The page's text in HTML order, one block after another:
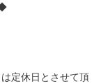
定休日とさせて頂